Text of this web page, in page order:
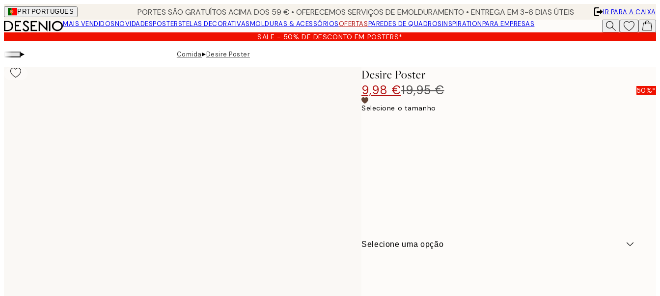
Skip
to
main
content.
PRT PORTUGUES PORTES SÃO GRATUÍTOS ACIMA DOS 59 € • OFERECEMOS SERVIÇOS DE EMOLDURAMENTO • ENTREGA EM 3-6 DIAS ÚTEIS
IR PARA A CAIXA
MAIS VENDIDOSNOVIDADESPOSTERSTELAS DECORATIVASMOLDURAS & ACESSÓRIOSOFERTASPAREDES DE QUADROSINSPIRATIONPARA EMPRESAS
SALE - 50% DE DESCONTO EM POSTERS*
▸ Comida▸Desire Poster
Desire Poster
9,98 €19,95 € 50%*
Selecione o tamanho
Selecione uma opção